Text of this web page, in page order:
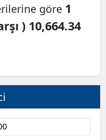
göre 1
) 10,664.34